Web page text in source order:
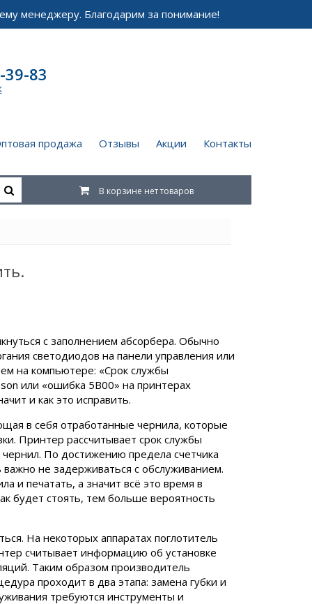
менеджеру. Благодарим за понимание!
83
продажа Отзывы Акции Контакты
В корзине нет товаров
с заполнением абсорбера. Обычно
светодиодов на панели управления или
на компьютере: «Срок службы
или «ошибка 5B00» на принтерах
и как это исправить.
в себя отработанные чернила, которые
Принтер рассчитывает срок службы
По достижению предела счетчика
не задерживаться с обслуживанием.
и печатать, а значит всё это время в
будет стоять, тем больше вероятность
На некоторых аппаратах поглотитель
считывает информацию об установке
Таким образом производитель
проходит в два этапа: замена губки и
требуются инструменты и